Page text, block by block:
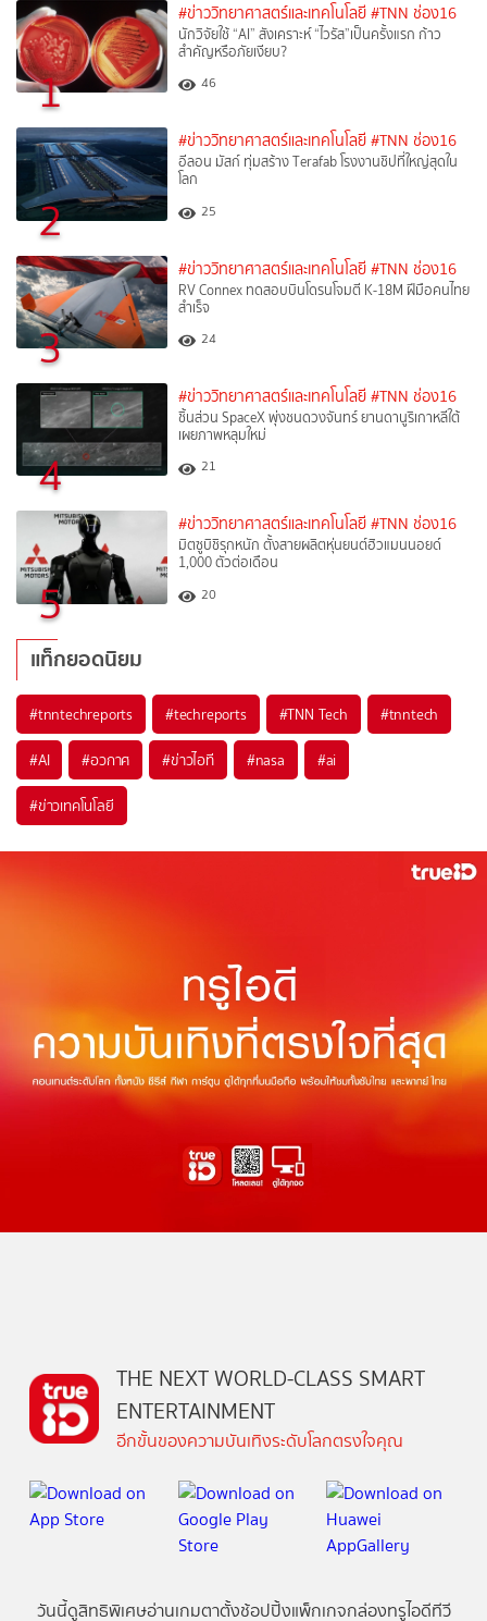
1
#ข่าววิทยาศาสตร์และเทคโนโลยี #TNN ช่อง16
นักวิจัยใช้ “AI” สังเคราะห์ “ไวรัส”เป็นครั้งแรก ก้าว
สำคัญหรือภัยเงียบ?
46
2
#ข่าววิทยาศาสตร์และเทคโนโลยี #TNN ช่อง16
อีลอน มัสก์ ทุ่มสร้าง Terafab โรงงานชิปที่ใหญ่สุดใน
โลก
25
3
#ข่าววิทยาศาสตร์และเทคโนโลยี #TNN ช่อง16
RV Connex ทดสอบบินโดรนโจมตี K-18M ฝีมือคนไทย
สำเร็จ
24
4
#ข่าววิทยาศาสตร์และเทคโนโลยี #TNN ช่อง16
ชิ้นส่วน SpaceX พุ่งชนดวงจันทร์ ยานดานูริเกาหลีใต้
เผยภาพหลุมใหม่
21
5
#ข่าววิทยาศาสตร์และเทคโนโลยี #TNN ช่อง16
มิตซูบิชิรุกหนัก ตั้งสายผลิตหุ่นยนต์ฮิวแมนนอยด์
1,000 ตัวต่อเดือน
20
แท็กยอดนิยม
#tnntechreports #techreports #TNN Tech #tnntech
#AI #อวกาศ #ข่าวไอที #nasa #ai
#ข่าวเทคโนโลยี
THE NEXT WORLD-CLASS SMART
ENTERTAINMENT
อีกขั้นของความบันเทิงระดับโลกตรงใจคุณ
วันนี้ดูสิทธิพิเศษอ่านเกมตาตั้งช้อปปิ้งแพ็กเกจกล่องทรูไอดีทีวี